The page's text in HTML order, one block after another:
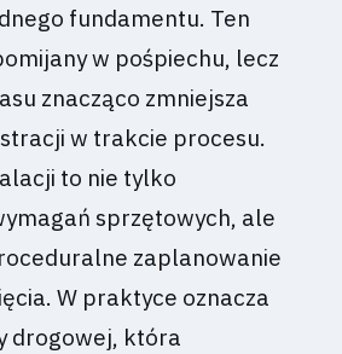
fundamentu. Ten
w pośpiechu, lecz
znacząco zmniejsza
w trakcie procesu.
to nie tylko
sprzętowych, ale
zaplanowanie
W praktyce oznacza
drogowej, która